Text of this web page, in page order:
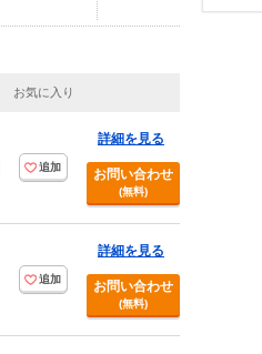
お気に入り
追加
詳細を見る
お問い合わせ
(無料)
追加
詳細を見る
お問い合わせ
(無料)